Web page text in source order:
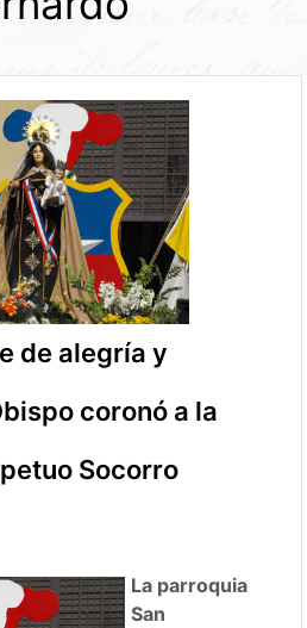
de alegría y
coronó a la
Socorro
La parroquia
San